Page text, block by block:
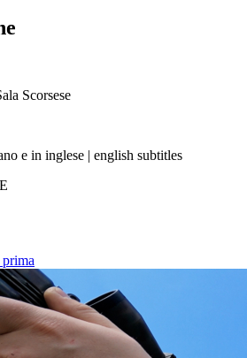
Scorsese
e in inglese | english subtitles